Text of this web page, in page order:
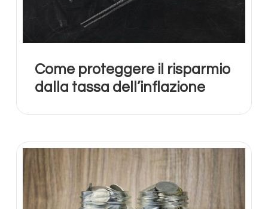
Come proteggere il risparmio
dalla tassa dell’inflazione